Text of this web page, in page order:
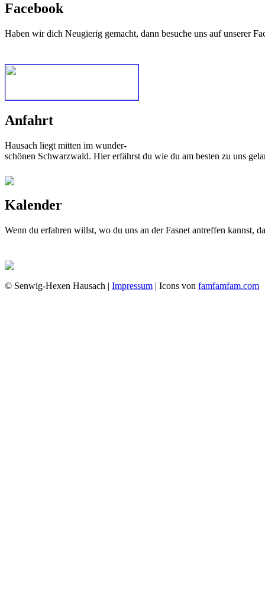
Facebook
Haben wir dich Neugierig gemacht, dann besuche uns auf unserer
Anfahrt
Hausach liegt mitten im wunder-
schönen Schwarzwald. Hier erfährst du wie du am besten zu uns
Kalender
Wenn du erfahren willst, wo du uns an der Fasnet antreffen kannst,
© Senwig-Hexen Hausach | Impressum | Icons von famfamfam.com